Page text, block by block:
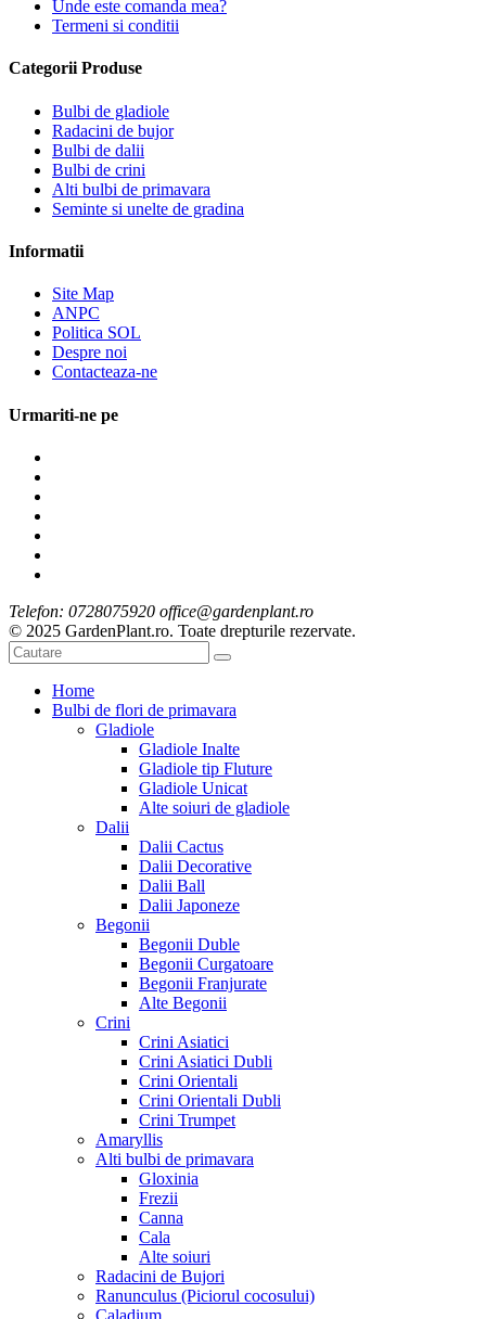
Unde este comanda mea?
Termeni si conditii
Categorii Produse
Bulbi de gladiole
Radacini de bujor
Bulbi de dalii
Bulbi de crini
Alti bulbi de primavara
Seminte si unelte de gradina
Informatii
Site Map
ANPC
Politica SOL
Despre noi
Contacteaza-ne
Urmariti-ne pe
Telefon: 0728075920 office@gardenplant.ro
© 2025 GardenPlant.ro. Toate drepturile rezervate.
Home
Bulbi de flori de primavara
Gladiole
Gladiole Inalte
Gladiole tip Fluture
Gladiole Unicat
Alte soiuri de gladiole
Dalii
Dalii Cactus
Dalii Decorative
Dalii Ball
Dalii Japoneze
Begonii
Begonii Duble
Begonii Curgatoare
Begonii Franjurate
Alte Begonii
Crini
Crini Asiatici
Crini Asiatici Dubli
Crini Orientali
Crini Orientali Dubli
Crini Trumpet
Amaryllis
Alti bulbi de primavara
Gloxinia
Frezii
Canna
Cala
Alte soiuri
Radacini de Bujori
Ranunculus (Piciorul cocosului)
Caladium